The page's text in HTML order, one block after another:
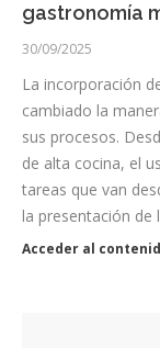
gastronomía
30/09/2025
La incorporación
cambiado la
sus procesos.
de alta cocina, el
tareas que van
la presentación
Acceder al